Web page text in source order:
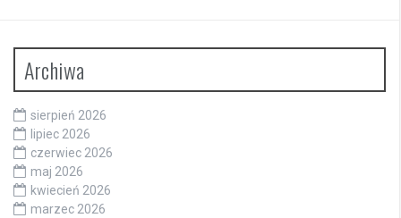
Archiwa
sierpień 2026
lipiec 2026
czerwiec 2026
maj 2026
kwiecień 2026
marzec 2026